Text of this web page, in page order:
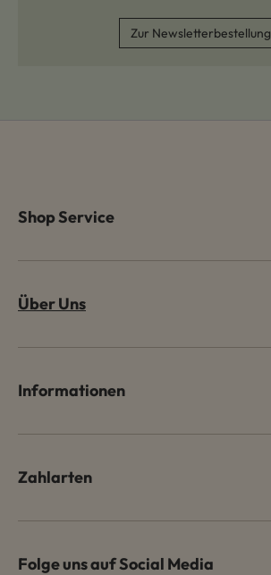
Zur Newsletterbestellung
Shop Service
Über Uns
Informationen
Zahlarten
Folge uns auf Social Media